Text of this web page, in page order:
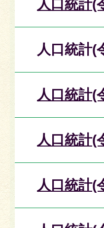
人口統計(
人口統計(
人口統計(
人口統計(
人口統計(